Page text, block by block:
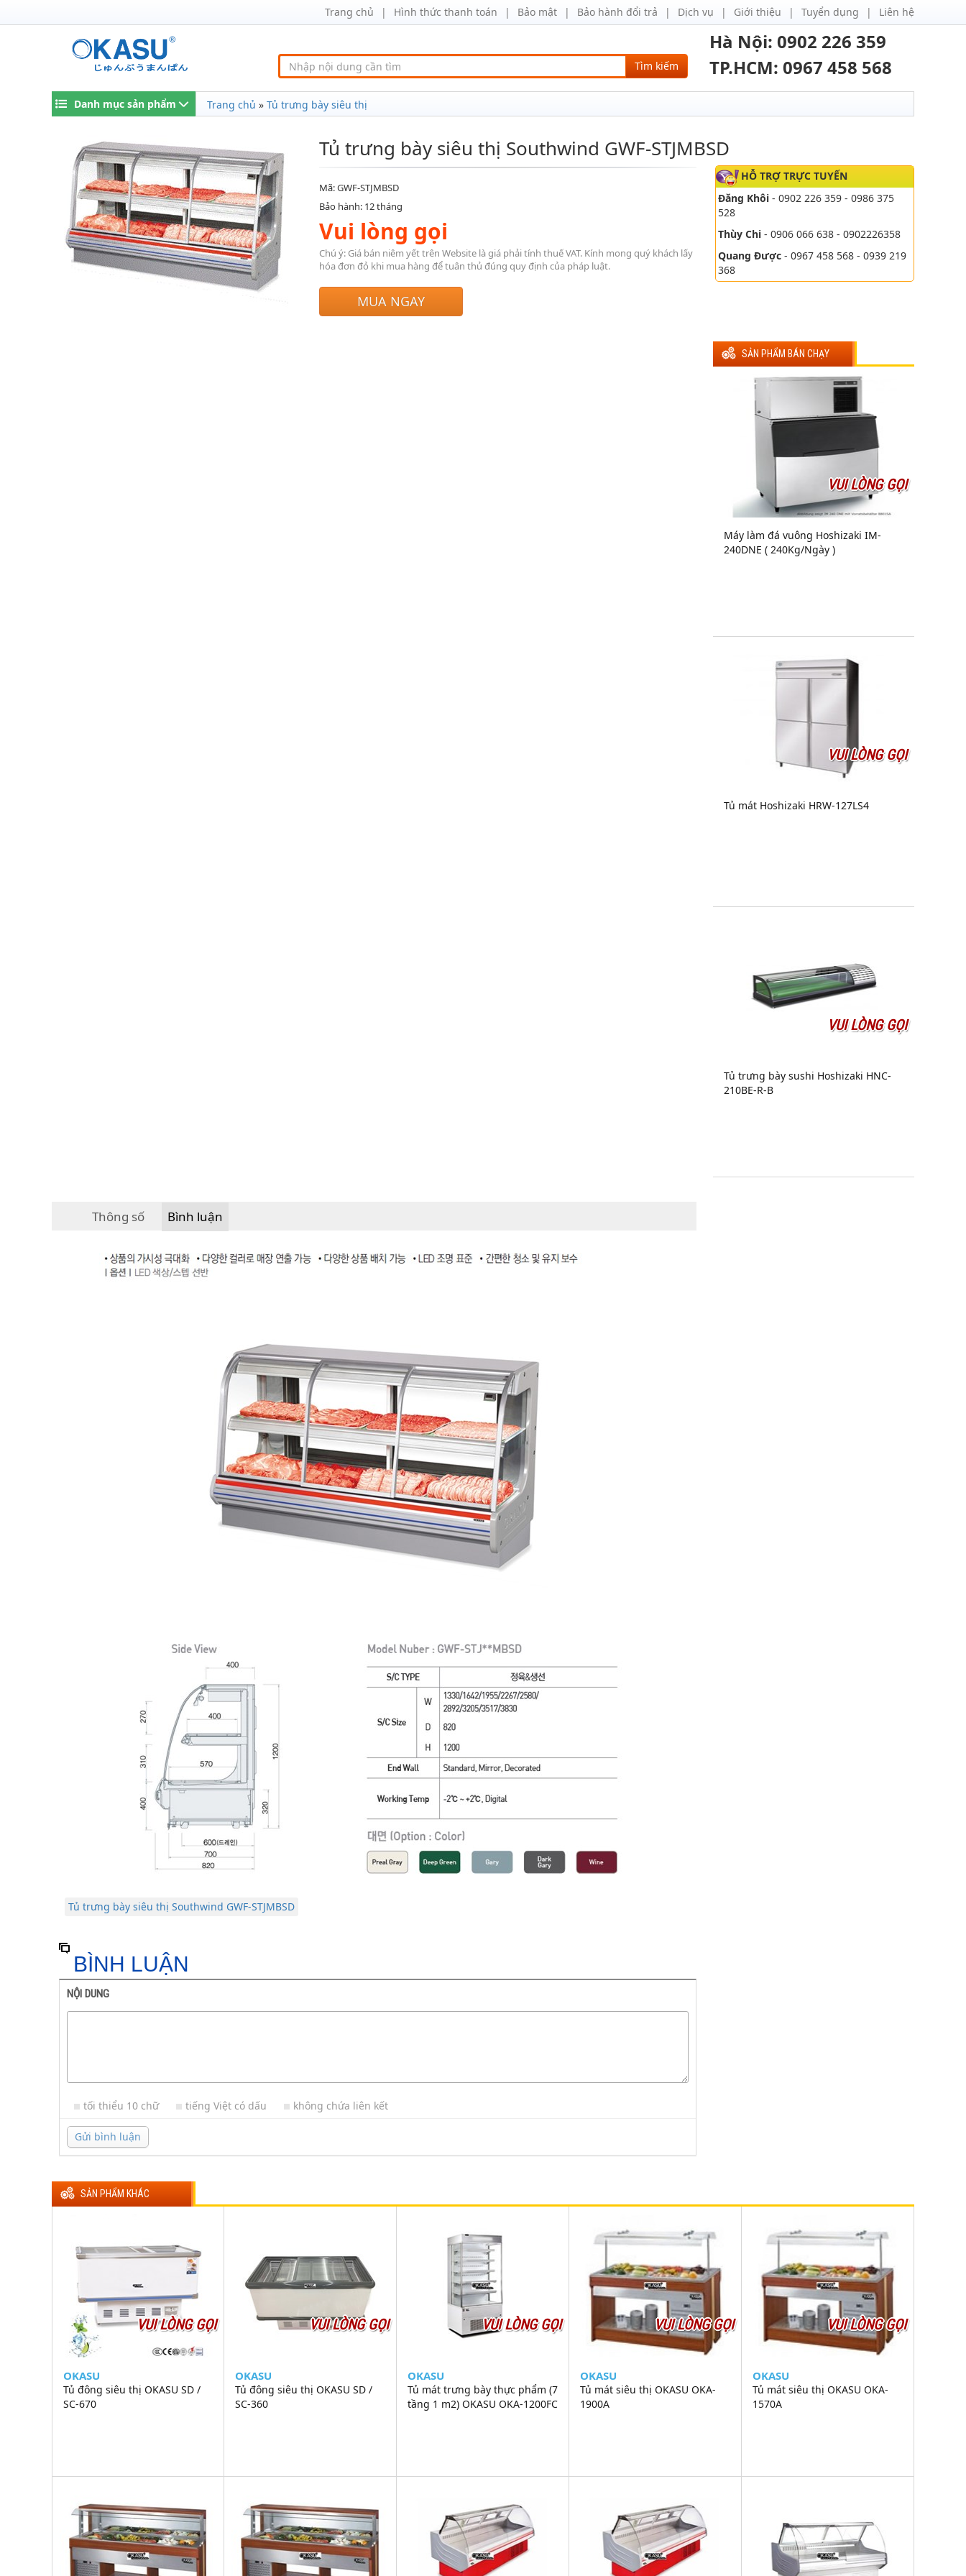
Trang chủ Hình thức thanh toán Bảo mật Bảo hành đổi trả Dịch vụ Giới thiệu Tuyển dụng Liên hệ
Tìm kiếm
Hà Nội: 0902 226 359
TP.HCM: 0967 458 568
Danh mục sản phẩm Trang chủ » Tủ trưng bày siêu thị
Tủ trưng bày siêu thị Southwind GWF-STJMBSD
HỖ TRỢ TRỰC TUYẾN
Đăng Khôi - 0902 226 359 - 0986 375
528
Thùy Chi - 0906 066 638 - 0902226358
Quang Được - 0967 458 568 - 0939 219
368
Mã: GWF-STJMBSD
Bảo hành: 12 tháng
Vui lòng gọi
Chú ý: Giá bán niêm yết trên Website là giá phải tính thuế VAT. Kính mong quý khách lấy
hóa đơn đỏ khi mua hàng để tuân thủ đúng quy định của pháp luật.
MUA NGAY
SẢN PHẨM BÁN CHẠY
VUI LÒNG GỌI
Máy làm đá vuông Hoshizaki IM-
240DNE ( 240Kg/Ngày )
VUI LÒNG GỌI
Tủ mát Hoshizaki HRW-127LS4
VUI LÒNG GỌI
Tủ trưng bày sushi Hoshizaki HNC-
210BE-R-B
Thông số Bình luận
Tủ trưng bày siêu thị Southwind GWF-STJMBSD
BÌNH LUẬN
NỘI DUNG
tối thiểu 10 chữ tiếng Việt có dấu không chứa liên kết
Gửi bình luận
SẢN PHẨM KHÁC
VUI LÒNG GỌI
OKASU
Tủ đông siêu thị OKASU SD /
SC-670
VUI LÒNG GỌI
OKASU
Tủ đông siêu thị OKASU SD /
SC-360
VUI LÒNG GỌI
OKASU
Tủ mát trưng bày thực phẩm (7
tầng 1 m2) OKASU OKA-1200FC
VUI LÒNG GỌI
OKASU
Tủ mát siêu thị OKASU OKA-
1900A
VUI LÒNG GỌI
OKASU
Tủ mát siêu thị OKASU OKA-
1570A